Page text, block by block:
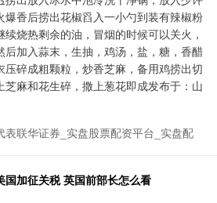
香后捞出花椒舀入一小勺到装有辣椒粉
烧热剩余的油，冒烟的时候可以关火，
加入蒜末，生抽，鸡汤，盐，糖，香醋
碎成粗颗粒，炒香芝麻，备用鸡捞出切
麻和花生碎，撒上葱花即成发布于：山
联华证券_实盘股票配资平台_实盘配
国加征关税 英国前部长怎么看